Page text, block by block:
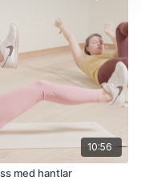
10:56
med hantlar